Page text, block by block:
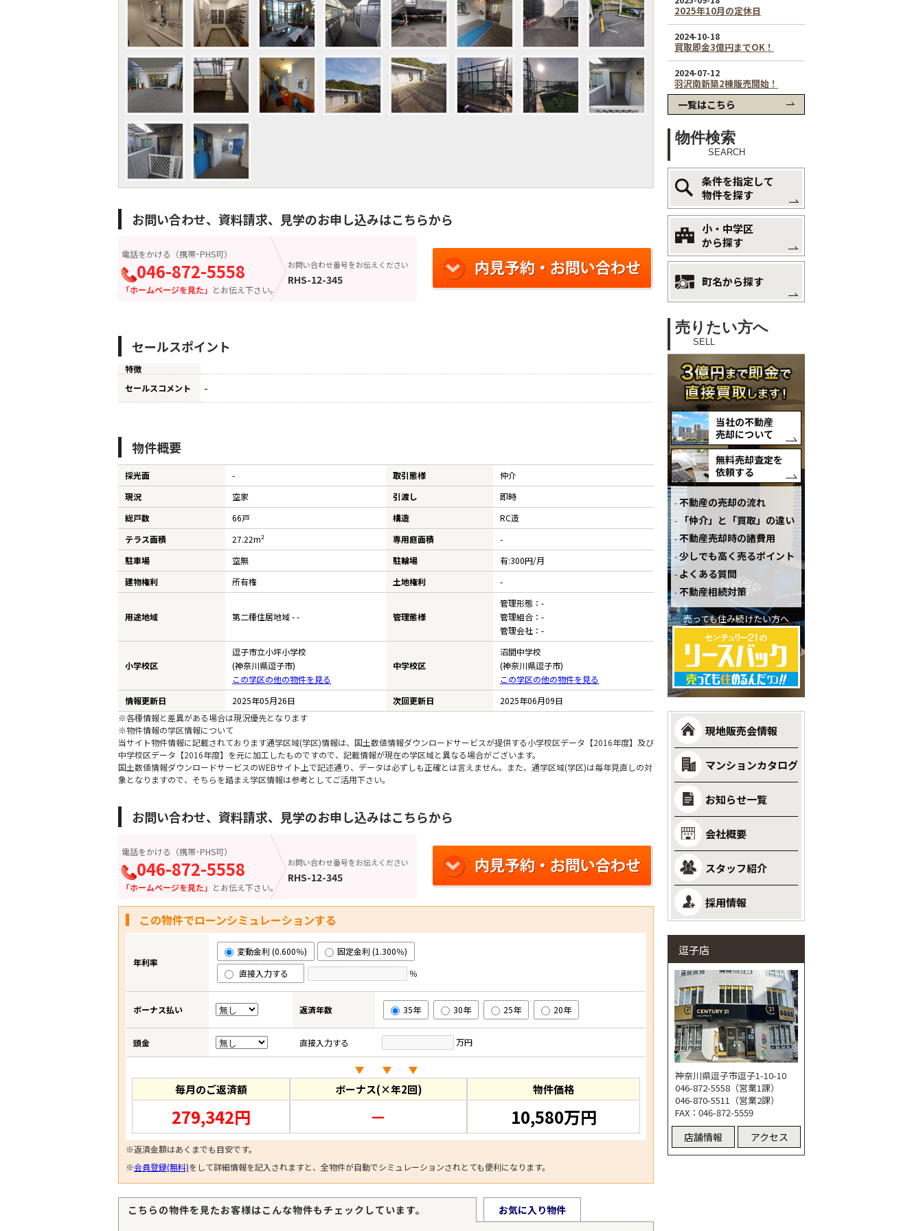
お問い合わせ、資料請求、見学のお申し込みはこちらから
電話をかける（携帯･PHS可）
046-872-5558
「ホームページを見た」 とお伝え下さい。
お問い合わせ番号をお伝えください
RHS-12-345
セールスポイント
特徴
セールスコメント
-
物件概要
採光面 - 取引態様
仲介
現況
空家 引渡し
即時
総戸数
66戸 構造
RC造
テラス面積
27.22m² 専用庭面積
-
駐車場
空無 駐輪場
有:300円/月
建物権利
所有権 土地権利 -
用途地域 第二種住居地域 - - 管理態様
管理形態：-
管理組合：-
管理会社：-
小学校区
逗子市立小坪小学校
(神奈川県逗子市)
この学区の他の物件を見る
中学校区
沼間中学校
(神奈川県逗子市)
この学区の他の物件を見る
情報更新日
2025年05月26日 次回更新日
2025年06月09日
※各種情報と差異がある場合は現況優先となります
※物件情報の学区情報について
当サイト物件情報に記載されております通学区域(学区)情報は、国土数値情報ダウンロードサービスが提供する小学校区データ【2016年度】及び
中学校区データ【2016年度】を元に加工したものですので、記載情報が現在の学区域と異なる場合がございます。
国土数値情報ダウンロードサービスのWEBサイト上で記述通り、データは必ずしも正確とは言えません。また、通学区域(学区)は毎年見直しの対
象となりますので、そちらを踏まえ学区情報は参考としてご活用下さい。
お問い合わせ、資料請求、見学のお申し込みはこちらから
電話をかける（携帯･PHS可）
046-872-5558
「ホームページを見た」 とお伝え下さい。
お問い合わせ番号をお伝えください
RHS-12-345
この物件でローンシミュレーションする
年利率
変動金利 (0.600％)
固定金利 (1.300％)
直接入力する
％
ボーナス払い 返済年数 35年 30年 25年 20年
頭金 直接入力する 万円
毎月のご返済額
279,342円
ボーナス(×年2回)
－
物件価格
10,580万円
※返済金額はあくまでも目安です。
※会員登録(無料)をして詳細情報を記入されますと、全物件が自動でシミュレーションされとても便利になります。
こちらの物件を見たお客様はこんな物件もチェックしています。 お気に入り物件
一覧はこちら
物件検索
SEARCH
条件を指定して
物件を探す
小・中学区
から探す
町名から探す
売りたい方へ
SELL
当社の不動産
売却について
無料売却査定を
依頼する
不動産の売却の流れ
「仲介」と「買取」の違い
不動産売却時の諸費用
少しでも高く売るポイント
よくある質問
不動産相続対策
売っても住み続けたい方へ
現地販売会情報
マンションカタログ
お知らせ一覧
会社概要
スタッフ紹介
採用情報
逗子店
神奈川県逗子市逗子1-10-10
046-872-5558（営業1課）
046-870-5511（営業2課）
FAX：046-872-5559
店舗情報 アクセス